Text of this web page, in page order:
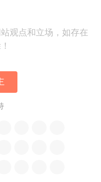
观点和立场，如存在